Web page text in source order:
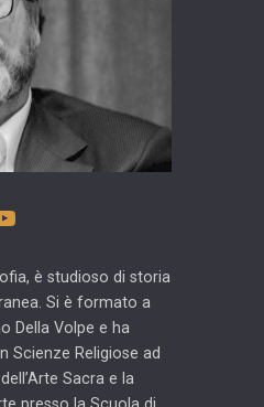
è studioso di storia
Si è formato a
Della Volpe e ha
Scienze Religiose ad
Sacra e la